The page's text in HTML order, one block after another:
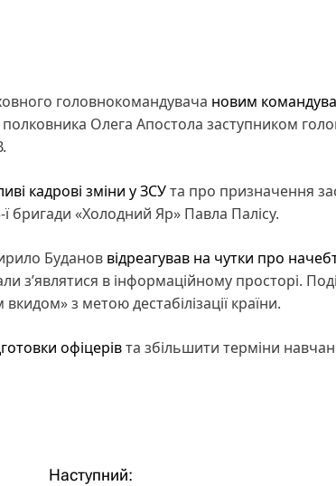
головнокомандувача новим
Олега Апостола заступником
кадрові зміни у ЗСУта про призначення
бригади «Холодний Яр» Павла Палісу.
Буданов відреагував на чутки про
з’являтися в інформаційному просторі.
з метою дестабілізації країни.
офіцерівта збільшити терміни
Наступний: